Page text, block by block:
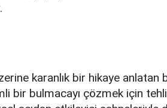
karanlık bir hikaye anlatan
bir bulmacayı çözmek için